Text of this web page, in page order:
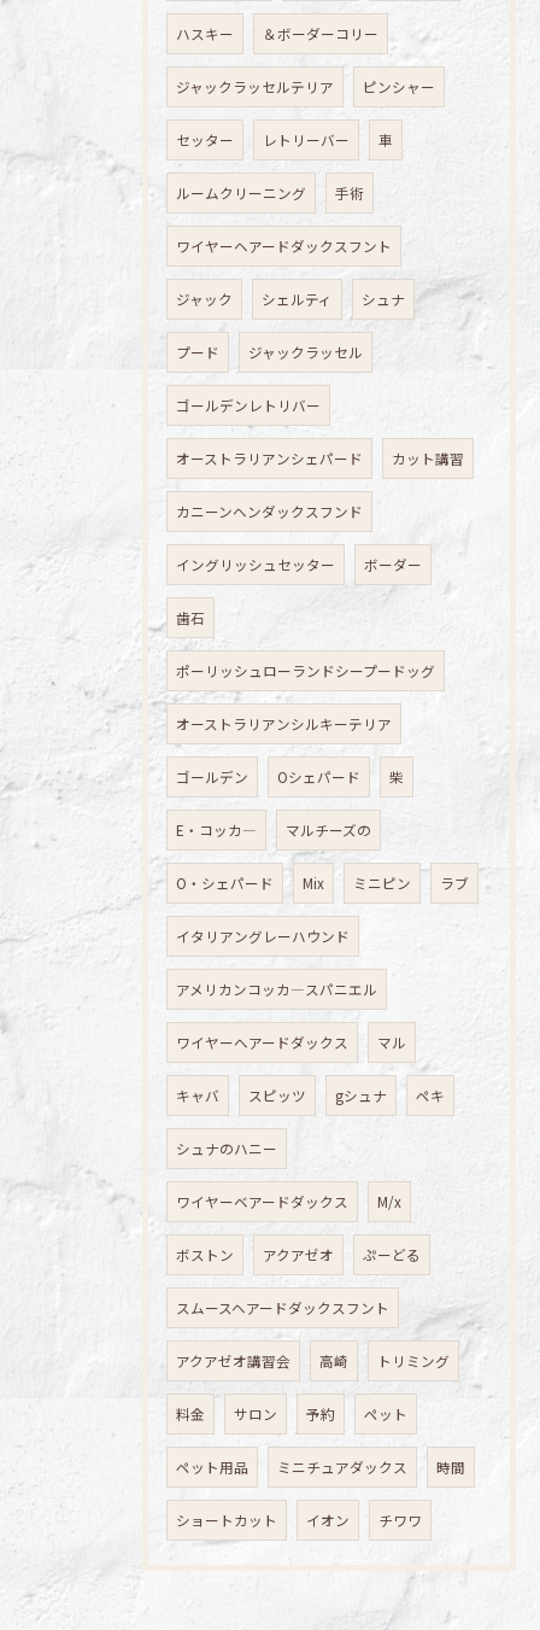
ハスキー ＆ボーダーコリー
ジャックラッセルテリア ピンシャー
セッター レトリーバー 車
ルームクリーニング 手術
ワイヤーヘアードダックスフント
ジャック シェルティ シュナ
プード ジャックラッセル
ゴールデンレトリバー
オーストラリアンシェパード カット講習
カニーンヘンダックスフンド
イングリッシュセッター ボーダー
歯石
ポーリッシュローランドシープードッグ
オーストラリアンシルキーテリア
ゴールデン Oシェパード 柴
E・コッカ― マルチーズの
O・シェパード Mix ミニピン ラブ
イタリアングレーハウンド
アメリカンコッカ―スパニエル
ワイヤーへアードダックス マル
キャバ スピッツ gシュナ ペキ
シュナのハニー
ワイヤーベアードダックス M/x
ボストン アクアゼオ ぷーどる
スムースヘアードダックスフント
アクアゼオ講習会 高崎 トリミング
料金 サロン 予約 ペット
ペット用品 ミニチュアダックス 時間
ショートカット イオン チワワ